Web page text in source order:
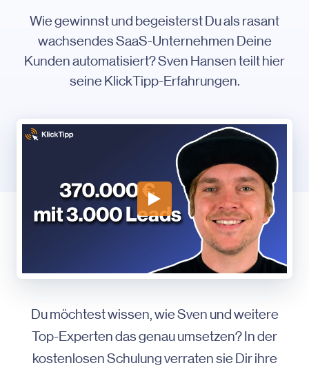
Wie gewinnst und begeisterst Du als rasant
wachsendes SaaS-Unternehmen Deine
Kunden automatisiert? Sven Hansen teilt hier
seine KlickTipp-Erfahrungen.
Du möchtest wissen, wie Sven und weitere
Top-Experten das genau umsetzen? In der
kostenlosen Schulung verraten sie Dir ihre